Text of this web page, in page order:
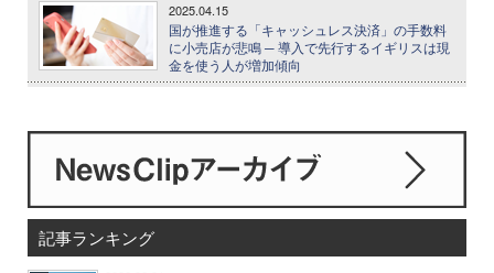
2025.04.15
国が推進する「キャッシュレス決済」の手数料
に小売店が悲鳴 ─ 導入で先行するイギリスは現
金を使う人が増加傾向
記事ランキング